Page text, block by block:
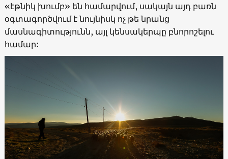
«էթնիկ խումբ» են համարվում, սակայն այդ բառն
օգտագործվում է նույնիսկ ոչ թե նրանց
մասնագիտությունն, այլ կենսակերպը բնորոշելու
համար: